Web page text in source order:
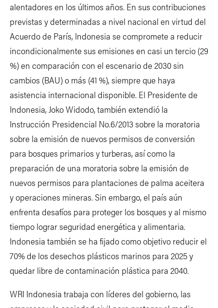
alentadores en los últimos años. En sus contribuciones
previstas y determinadas a nivel nacional en virtud del
Acuerdo de París, Indonesia se compromete a reducir
incondicionalmente sus emisiones en casi un tercio (29
%) en comparación con el escenario de 2030 sin
cambios (BAU) o más (41 %), siempre que haya
asistencia internacional disponible. El Presidente de
Indonesia, Joko Widodo, también extendió la
Instrucción Presidencial No.6/2013 sobre la moratoria
sobre la emisión de nuevos permisos de conversión
para bosques primarios y turberas, así como la
preparación de una moratoria sobre la emisión de
nuevos permisos para plantaciones de palma aceitera
y operaciones mineras. Sin embargo, el país aún
enfrenta desafíos para proteger los bosques y al mismo
tiempo lograr seguridad energética y alimentaria.
Indonesia también se ha fijado como objetivo reducir el
70% de los desechos plásticos marinos para 2025 y
quedar libre de contaminación plástica para 2040.
WRI Indonesia trabaja con líderes del gobierno, las